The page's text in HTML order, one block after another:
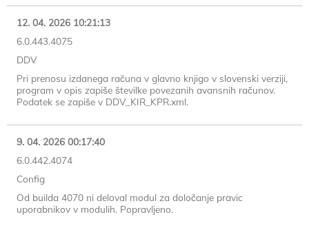
12. 04. 2026 10:21:13
6.0.443.4075
DDV
Pri prenosu izdanega računa v glavno knjigo v slovenski verziji,
program v opis zapiše številke povezanih avansnih računov.
Podatek se zapiše v DDV_KIR_KPR.xml.
9. 04. 2026 00:17:40
6.0.442.4074
Config
Od builda 4070 ni deloval modul za določanje pravic
uporabnikov v modulih. Popravljeno.